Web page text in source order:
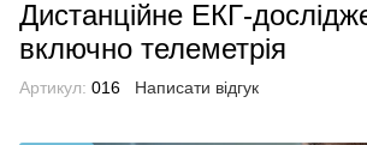
Дистанційне ЕКГ-
включно телеметрія
Артикул: 016 Написати відгук